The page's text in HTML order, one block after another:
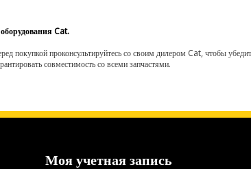
Cat.
проконсультируйтесь со своим дилером Cat, чтобы
совместимость со всеми запчастями.
Моя учетная запись